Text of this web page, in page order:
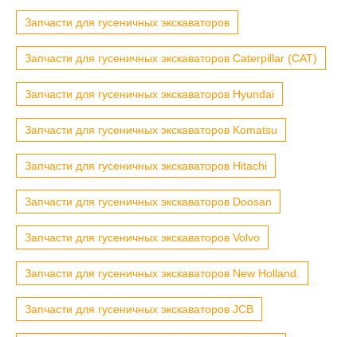
Запчасти для гусеничных экскаваторов
Запчасти для гусеничных экскаваторов Caterpillar (CAT)
Запчасти для гусеничных экскаваторов Hyundai
Запчасти для гусеничных экскаваторов Komatsu
Запчасти для гусеничных экскаваторов Hitachi
Запчасти для гусеничных экскаваторов Doosan
Запчасти для гусеничных экскаваторов Volvo
Запчасти для гусеничных экскаваторов New Holland.
Запчасти для гусеничных экскаваторов JCB